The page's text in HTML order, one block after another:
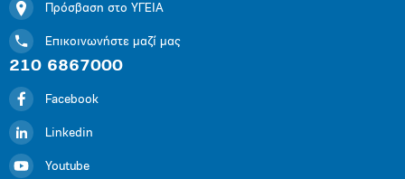
Πρόσβαση στο ΥΓΕΙΑ
Επικοινωνήστε μαζί μας
210 6867000
Facebook
Linkedin
Youtube